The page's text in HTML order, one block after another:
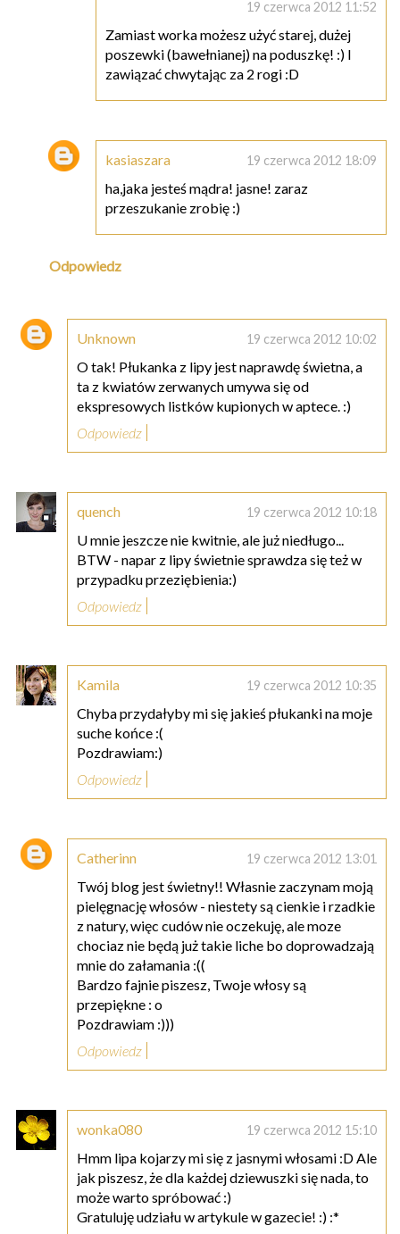
19 czerwca 2012 11:52
Zamiast worka możesz użyć starej, dużej
poszewki (bawełnianej) na poduszkę! :) I
zawiązać chwytając za 2 rogi :D
kasiaszara 19 czerwca 2012 18:09
ha,jaka jesteś mądra! jasne! zaraz
przeszukanie zrobię :)
Odpowiedz
Unknown 19 czerwca 2012 10:02
O tak! Płukanka z lipy jest naprawdę świetna, a
ta z kwiatów zerwanych umywa się od
ekspresowych listków kupionych w aptece. :)
Odpowiedz
quench 19 czerwca 2012 10:18
U mnie jeszcze nie kwitnie, ale już niedługo...
BTW - napar z lipy świetnie sprawdza się też w
przypadku przeziębienia:)
Odpowiedz
Kamila 19 czerwca 2012 10:35
Chyba przydałyby mi się jakieś płukanki na moje
suche końce :(
Pozdrawiam:)
Odpowiedz
Catherinn 19 czerwca 2012 13:01
Twój blog jest świetny!! Własnie zaczynam moją
pielęgnację włosów - niestety są cienkie i rzadkie
z natury, więc cudów nie oczekuję, ale moze
chociaz nie będą już takie liche bo doprowadzają
mnie do załamania :((
Bardzo fajnie piszesz, Twoje włosy są
przepiękne : o
Pozdrawiam :)))
Odpowiedz
wonka080 19 czerwca 2012 15:10
Hmm lipa kojarzy mi się z jasnymi włosami :D Ale
jak piszesz, że dla każdej dziewuszki się nada, to
może warto spróbować :)
Gratuluję udziału w artykule w gazecie! :) :*